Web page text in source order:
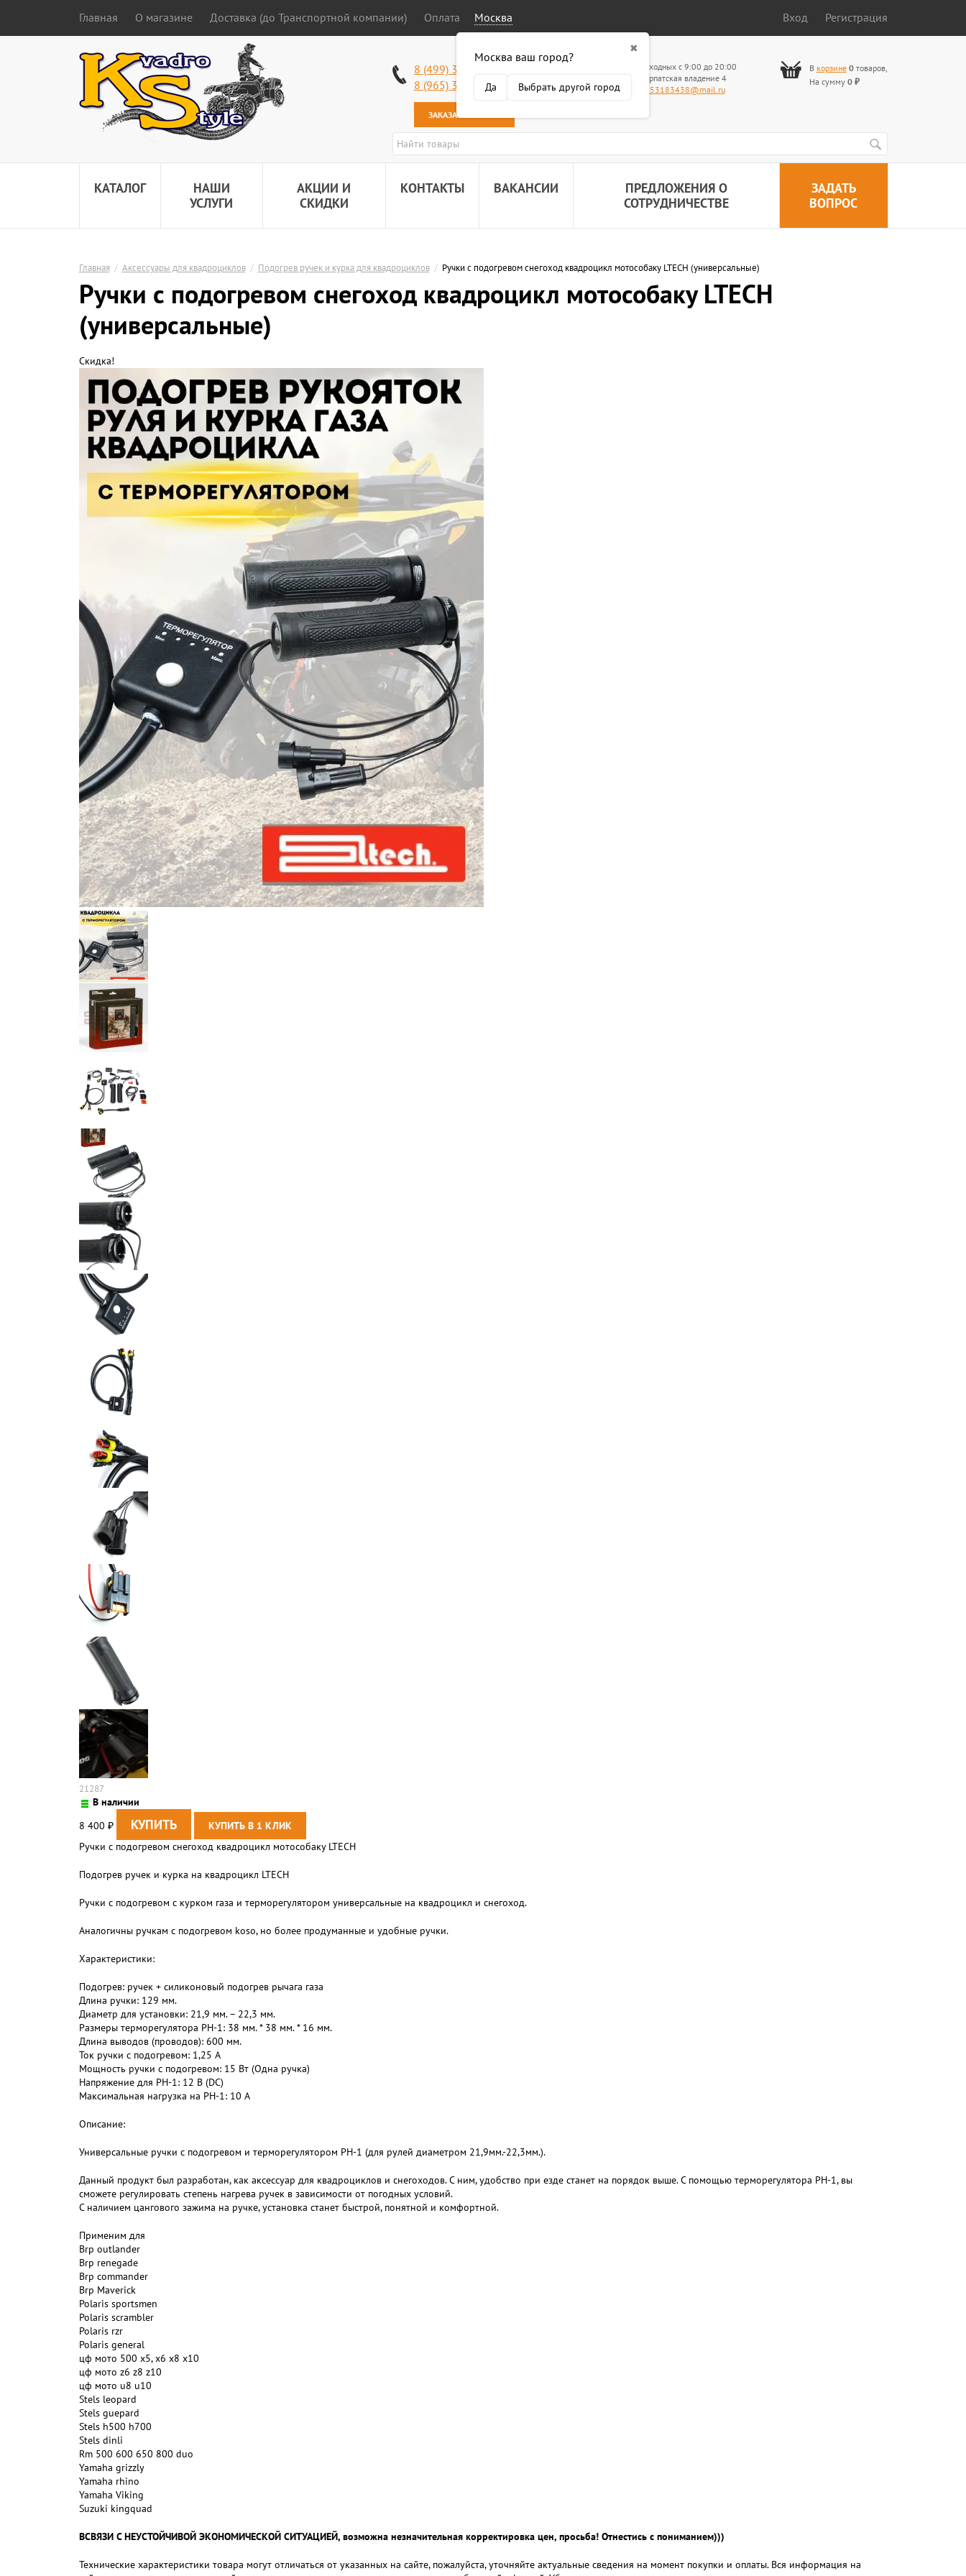
Главная О магазине Доставка (до Транспортной компании) Оплата Москва
✖
Москва ваш город?
Да Выбрать другой город
Вход Регистрация
8 (499) 340-63-51
8 (965) 318-34-38
ЗАКАЗАТЬ ЗВОНОК
Работаем без выходных с 9:00 до 20:00
Самовывоз: 2 Карпатская владение 4
Наша почта:
89653183438@mail.ru
В корзине 0товаров,
На сумму 0 ₽
КАТАЛОГ
НАШИ
УСЛУГИ
АКЦИИ И
СКИДКИ
КОНТАКТЫ ВАКАНСИИ
ПРЕДЛОЖЕНИЯ О
СОТРУДНИЧЕСТВЕ
ЗАДАТЬ
ВОПРОС
Главная / Аксессуары для квадроциклов / Подогрев ручек и курка для квадроциклов / Ручки с подогревом снегоход квадроцикл мотособаку LTECH (универсальные)
Ручки с подогревом снегоход квадроцикл мотособаку LTECH
(универсальные)
Скидка!
21287
В наличии
8 400 ₽
Ручки с подогревом снегоход квадроцикл мотособаку LTECH
Подогрев ручек и курка на квадроцикл LTECH
Ручки с подогревом с курком газа и терморегулятором универсальные на квадроцикл и снегоход.
Аналогичны ручкам с подогревом koso, но более продуманные и удобные ручки.
Характеристики:
Подогрев: ручек + силиконовый подогрев рычага газа
Длина ручки: 129 мм.
Диаметр для установки: 21,9 мм. – 22,3 мм.
Размеры терморегулятора РН-1: 38 мм. * 38 мм. * 16 мм.
Длина выводов (проводов): 600 мм.
Ток ручки с подогревом: 1,25 A
Мощность ручки с подогревом: 15 Вт (Одна ручка)
Напряжение для РН-1: 12 В (DC)
Максимальная нагрузка на РН-1: 10 А
Описание:
Универсальные ручки с подогревом и терморегулятором РН-1 (для рулей диаметром 21,9мм.-22,3мм.).
Данный продукт был разработан, как аксессуар для квадроциклов и снегоходов. С ним, удобство при езде станет на порядок выше. С помощью терморегулятора РН-1, вы
сможете регулировать степень нагрева ручек в зависимости от погодных условий.
С наличием цангового зажима на ручке, установка станет быстрой, понятной и комфортной.
Применим для
Brp outlander
Brp renegade
Brp commander
Brp Maverick
Polaris sportsmen
Polaris scrambler
Polaris rzr
Polaris general
цф мото 500 x5, x6 x8 x10
цф мото z6 z8 z10
цф мото u8 u10
Stels leopard
Stels guepard
Stels h500 h700
Stels dinli
Rm 500 600 650 800 duo
Yamaha grizzly
Yamaha rhino
Yamaha Viking
Suzuki kingquad
ВСВЯЗИ С НЕУСТОЙЧИВОЙ ЭКОНОМИЧЕСКОЙ СИТУАЦИЕЙ, возможна незначительная корректировка цен, просьба! Отнестись с пониманием)))
Технические характеристики товара могут отличаться от указанных на сайте, пожалуйста, уточняйте актуальные сведения на момент покупки и оплаты. Вся информация на